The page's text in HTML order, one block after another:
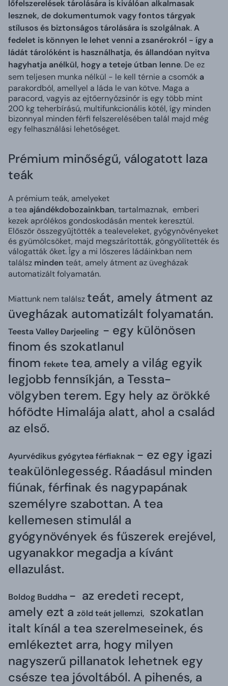
lőfelszerelések tárolására is kiválóan alkalmasak
lesznek, de dokumentumok vagy fontos tárgyak
stílusos és biztonságos tárolására is szolgálnak.A
fedelet is könnyen le lehet venni a zsanérokról - így a
ládát tárolóként is használhatja, és állandóan nyitva
hagyhatja anélkül, hogy a teteje útban lenne. De ez
sem teljesen munka nélkül - le kell térnie a csomók a
parakordból, amellyel a láda le van kötve. Maga a
paracord, vagyis az ejtőernyőzsinór is egy több mint
200 kg teherbírású, multifunkcionális kötél, így minden
bizonnyal minden férfi felszerelésében talál majd még
egy felhasználási lehetőséget.
Prémium minőségű, válogatott laza
teák
A prémium teák, amelyeket
a tea ajándékdobozainkban, tartalmaznak, emberi
kezek aprólékos gondoskodásán mentek keresztül.
Először összegyűjtötték a tealeveleket, gyógynövényeket
és gyümölcsöket, majd megszárították, göngyölítették és
válogatták őket. Így a mi lőszeres ládáinkban nem
találsz minden teát, amely átment az üvegházak
automatizált folyamatán.
Miattunk nem találszteát, amely átment az
üvegházak automatizált folyamatán.
Teesta Valley Darjeeling - egy különösen
finom és szokatlanul
finom fekete tea, amely a világ egyik
legjobb fennsíkján, a Tessta-
völgyben terem. Egy hely az örökké
hófödte Himalája alatt, ahol a család
az első.
Ayurvédikus gyógytea férfiaknak - ez egy igazi
teakülönlegesség. Ráadásul minden
fiúnak, férfinak és nagypapának
személyre szabottan. A tea
kellemesen stimulál a
gyógynövények és fűszerek erejével,
ugyanakkor megadja a kívánt
ellazulást.
Boldog Buddha - az eredeti recept,
amely ezt a zöld teát jellemzi, szokatlan
italt kínál a tea szerelmeseinek, és
emlékeztet arra, hogy milyen
nagyszerű pillanatok lehetnek egy
csésze tea jóvoltából. A pihenés, a